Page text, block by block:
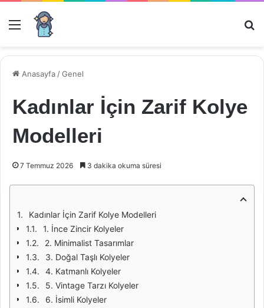
Menü
Anasayfa /Genel
Kadınlar İçin Zarif Kolye
Modelleri
7 Temmuz 2026 3 dakika okuma süresi
Kadınlar İçin Zarif Kolye Modelleri
1. İnce Zincir Kolyeler
2. Minimalist Tasarımlar
3. Doğal Taşlı Kolyeler
4. Katmanlı Kolyeler
5. Vintage Tarzı Kolyeler
6. İsimli Kolyeler